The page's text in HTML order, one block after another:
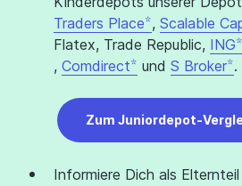
Traders Place , Scalable
Flatex, Trade Republic, ING
, Comdirect und S Broker .
Zum Juniordepot-
Informiere Dich als